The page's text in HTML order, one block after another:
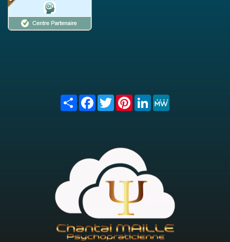
Share FacebookTwitterPinterest
LinkedIn